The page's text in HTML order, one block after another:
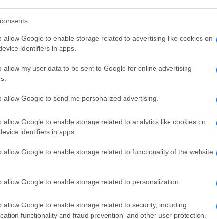
allow Google to enable storage related to advertising like cookies on
identifiers in apps.
allow my user data to be sent to Google for online advertising
allow Google to send me personalized advertising.
allow Google to enable storage related to analytics like cookies on
identifiers in apps.
allow Google to enable storage related to functionality of the website
allow Google to enable storage related to personalization.
allow Google to enable storage related to security, including
functionality and fraud prevention, and other user protection.
anche quella imposta dal vincitore, nella
quella dei romani (“desertum fecerunt
difficili, è possibile salvaguardare
l’uomo imposto da Mosca alla guida
di qualche peso
più ridotti può continuare il suo
i miliardi di dollari e di euro, destinati
civile di un paese, senza più
un tenore di vita superiore
alle considerazioni del mio amico.
l’organo del fondamentalismo
lunghezza d’onde diversa, se non
la domanda scettica: “Dopo aver